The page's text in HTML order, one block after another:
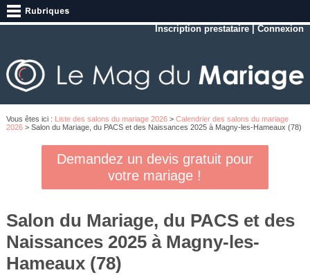
Inscription prestataire |Connexion
Vous êtes ici : Liste des salons du mariage 2026> Calendrier des salons du mariage
2026> Salon du Mariage, du PACS et des Naissances 2025 à Magny-les-Hameaux (78)
Demandez un devis gratuit pour
votre mariage !
Salon du Mariage, du PACS et des
Naissances 2025 à Magny-les-
Hameaux (78)